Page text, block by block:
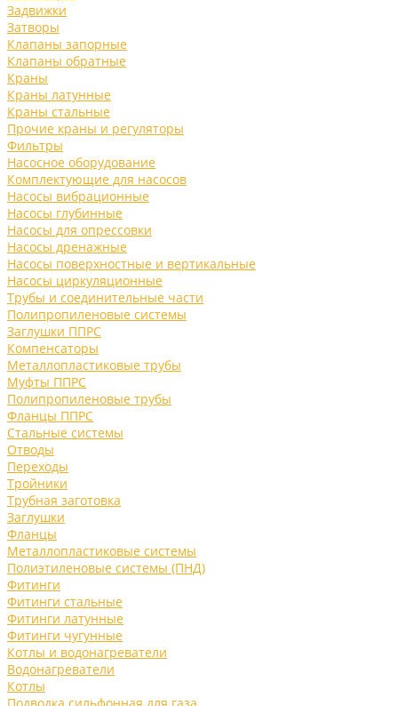
Задвижки
Затворы
Клапаны запорные
Клапаны обратные
Краны
Краны латунные
Краны стальные
Прочие краны и регуляторы
Фильтры
Насосное оборудование
Комплектующие для насосов
Насосы вибрационные
Насосы глубинные
Насосы для опрессовки
Насосы дренажные
Насосы поверхностные и вертикальные
Насосы циркуляционные
Трубы и соединительные части
Полипропиленовые системы
Заглушки ППРС
Компенсаторы
Металлопластиковые трубы
Муфты ППРС
Полипропиленовые трубы
Фланцы ППРС
Стальные системы
Отводы
Переходы
Тройники
Трубная заготовка
Заглушки
Фланцы
Металлопластиковые системы
Полиэтиленовые системы (ПНД)
Фитинги
Фитинги стальные
Фитинги латунные
Фитинги чугунные
Котлы и водонагреватели
Водонагреватели
Котлы